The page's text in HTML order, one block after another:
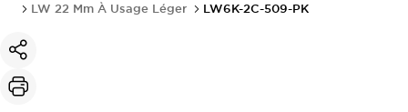
LW 22 Mm À Usage Léger
LW6K-2C-509-PK